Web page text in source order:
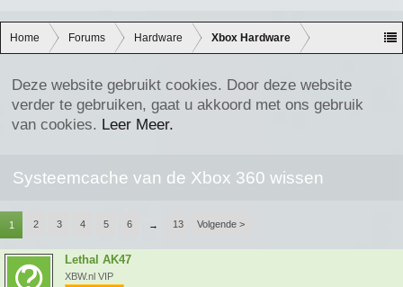
oe
ke
n
Home Forums Hardware Xbox Hardware
Deze website gebruikt cookies. Door deze website
verder te gebruiken, gaat u akkoord met ons gebruik
van cookies. Leer Meer.
Systeemcache van de Xbox 360 wissen
1 2 3 4 5 6 → 13 Volgende >
Lethal AK47
XBW.nl VIP